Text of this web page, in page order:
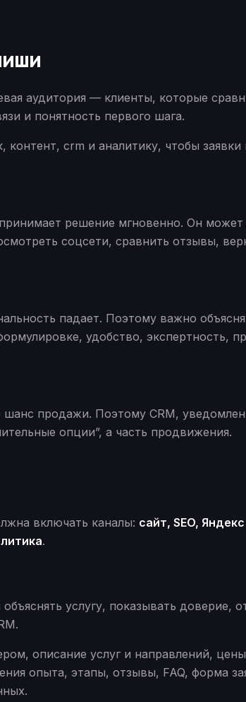
аудитория — клиенты, которые
и понятность первого шага.
crm и аналитику, чтобы заявки
решение мгновенно. Он может
соцсети, сравнить отзывы,
падает. Поэтому важно
удобство, экспертность,
продажи. Поэтому CRM,
опции”, а часть продвижения.
включать каналы: сайт, SEO,
.
услугу, показывать доверие,
описание услуг и направлений,
опыта, этапы, отзывы, FAQ, форма